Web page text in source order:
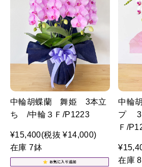
中輪胡蝶蘭 舞姫 3本立
ち /中輪３Ｆ/P1223
¥15,400(税抜 ¥14,000)
在庫 7鉢
中輪
プ 3
Ｆ/
在庫